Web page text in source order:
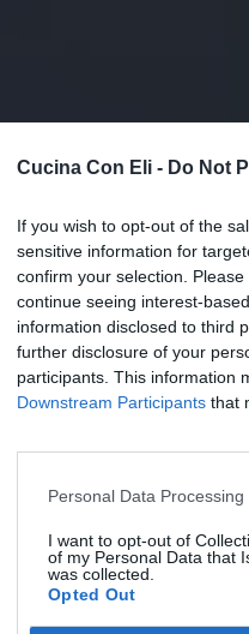
Cucina Con Eli - Do Not
If you wish to opt-out of the
sensitive information for
confirm your selection.
continue seeing interest-
information disclosed to third
further disclosure of your
participants. This information
Downstream Participants that
Personal Data
I want to opt-out of
of my Personal Data that
was collected.
Opted Out